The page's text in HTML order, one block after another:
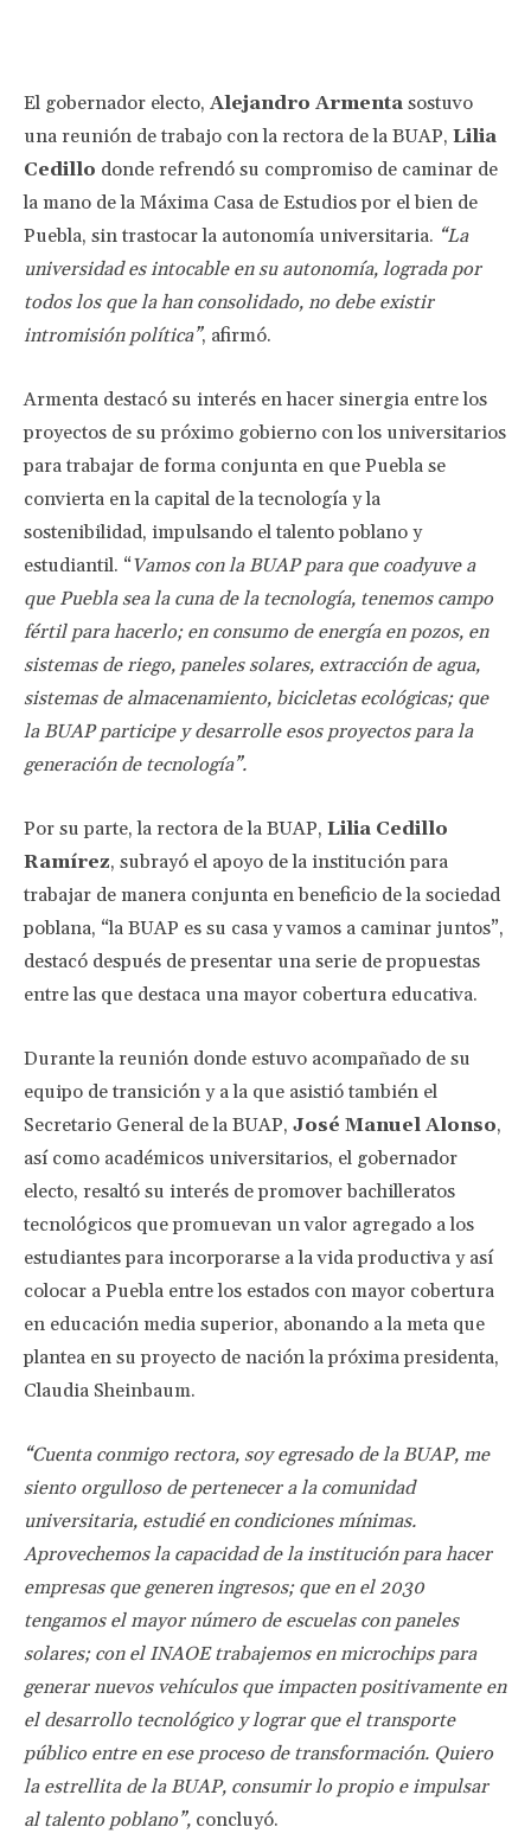
El gobernador electo, Alejandro Armenta sostuvo
una reunión de trabajo con la rectora de la BUAP, Lilia
Cedillo donde refrendó su compromiso de caminar de
la mano de la Máxima Casa de Estudios por el bien de
Puebla, sin trastocar la autonomía universitaria. “La
universidad es intocable en su autonomía, lograda por
todos los que la han consolidado, no debe existir
intromisión política”, afirmó.
Armenta destacó su interés en hacer sinergia entre los
proyectos de su próximo gobierno con los universitarios
para trabajar de forma conjunta en que Puebla se
convierta en la capital de la tecnología y la
sostenibilidad, impulsando el talento poblano y
estudiantil. “Vamos con la BUAP para que coadyuve a
que Puebla sea la cuna de la tecnología, tenemos campo
fértil para hacerlo; en consumo de energía en pozos, en
sistemas de riego, paneles solares, extracción de agua,
sistemas de almacenamiento, bicicletas ecológicas; que
la BUAP participe y desarrolle esos proyectos para la
generación de tecnología”.
Por su parte, la rectora de la BUAP, Lilia Cedillo
Ramírez, subrayó el apoyo de la institución para
trabajar de manera conjunta en beneficio de la sociedad
poblana, “la BUAP es su casa y vamos a caminar juntos”,
destacó después de presentar una serie de propuestas
entre las que destaca una mayor cobertura educativa.
Durante la reunión donde estuvo acompañado de su
equipo de transición y a la que asistió también el
Secretario General de la BUAP, José Manuel Alonso,
así como académicos universitarios, el gobernador
electo, resaltó su interés de promover bachilleratos
tecnológicos que promuevan un valor agregado a los
estudiantes para incorporarse a la vida productiva y así
colocar a Puebla entre los estados con mayor cobertura
en educación media superior, abonando a la meta que
plantea en su proyecto de nación la próxima presidenta,
Claudia Sheinbaum.
“Cuenta conmigo rectora, soy egresado de la BUAP, me
siento orgulloso de pertenecer a la comunidad
universitaria, estudié en condiciones mínimas.
Aprovechemos la capacidad de la institución para hacer
empresas que generen ingresos; que en el 2030
tengamos el mayor número de escuelas con paneles
solares; con el INAOE trabajemos en microchips para
generar nuevos vehículos que impacten positivamente en
el desarrollo tecnológico y lograr que el transporte
público entre en ese proceso de transformación. Quiero
la estrellita de la BUAP, consumir lo propio e impulsar
al talento poblano”, concluyó.